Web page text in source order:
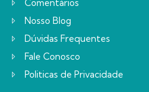
Comentários
Nosso Blog
Dúvidas Frequentes
Fale Conosco
Politicas de Privacidade